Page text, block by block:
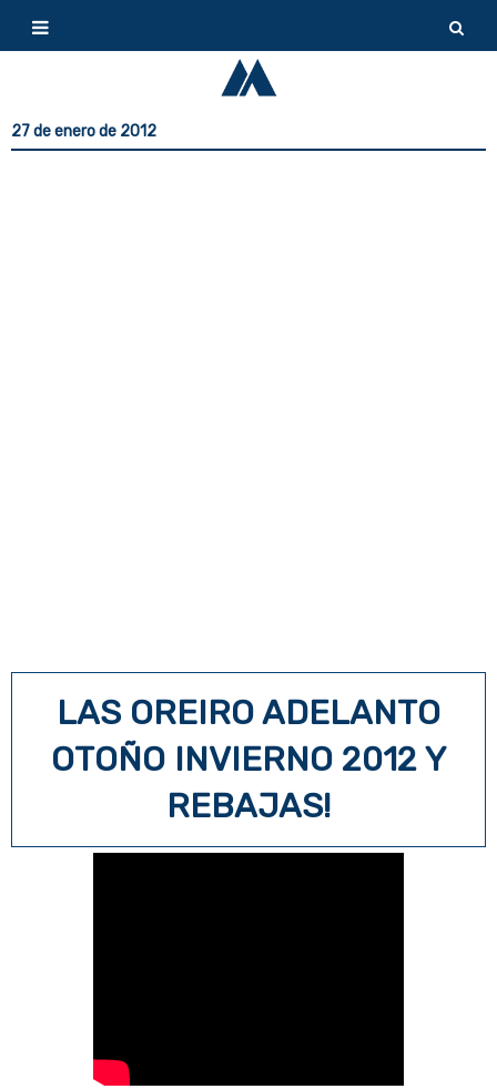
27 de enero de 2012
LAS OREIRO ADELANTO
OTOÑO INVIERNO 2012 Y
REBAJAS!